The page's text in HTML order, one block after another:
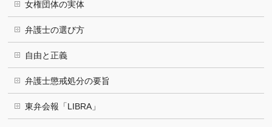
女権団体の実体
弁護士の選び方
自由と正義
弁護士懲戒処分の要旨
東弁会報「LIBRA」